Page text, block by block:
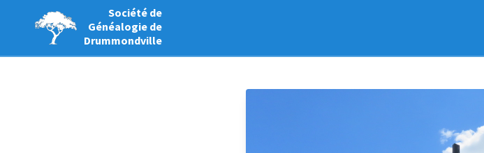
Société de
Généalogie de
Drummondville